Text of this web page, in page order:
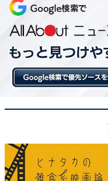
着せ替えも楽しめ